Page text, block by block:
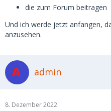
die zum Forum beitragen
Und ich werde jetzt anfangen,
anzusehen.
admin
8. Dezember 2022